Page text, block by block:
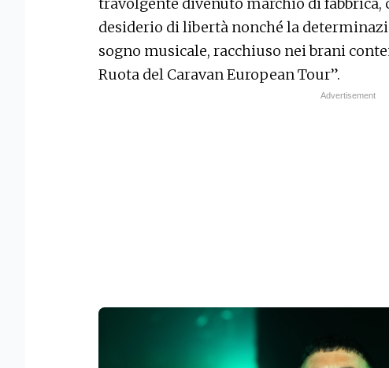
desiderio di libertà nonché la
sogno musicale, racchiuso nei brani
Ruota del Caravan European Tour”.